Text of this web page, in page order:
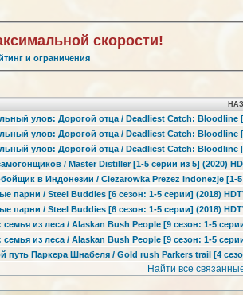
скорости!
и ограничения
улов: Дорогой отца / Deadliest Catch: Bloodline
улов: Дорогой отца / Deadliest Catch: Bloodline
улов: Дорогой отца / Deadliest Catch: Bloodline
/ Master Distiller [1-5 серии из 5] (2020)
в Индонезии / Ciezarowka Prezez Indonezje [1-
парни / Steel Buddies [6 сезон: 1-5 серии] (2018)
парни / Steel Buddies [6 сезон: 1-5 серии] (2018)
семья из леса / Alaskan Bush People [9 сезон: 1-5
семья из леса / Alaskan Bush People [9 сезон: 1-5
путь Паркера Шнабеля / Gold rush Parkers trail [4
Найти все